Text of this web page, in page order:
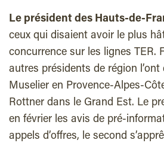
Le président des Hauts-de-
ceux qui disaient avoir le plus
concurrence sur les lignes TER.
autres présidents de région l’ont
Muselier en Provence-Alpes-
Rottner dans le Grand Est. Le
en février les avis de pré-
appels d’offres, le second